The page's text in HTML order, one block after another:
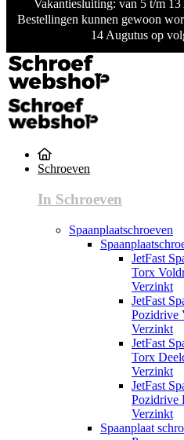
Vakantiesluiting: van 5 t/m
Bestellingen kunnen gewoon
14 Augutus op
Schroeven
In Schroeven
Spaanplaatschroeven
JetFast
Torx
Verzinkt
JetFast
Pozidrive
Verzinkt
JetFast
Torx
Verzinkt
JetFast
Pozidrive
Verzinkt
Spaanplaat